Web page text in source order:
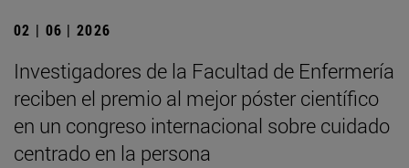
02 | 06 | 2026
Investigadores de la Facultad de Enfermería
reciben el premio al mejor póster científico
en un congreso internacional sobre cuidado
centrado en la persona